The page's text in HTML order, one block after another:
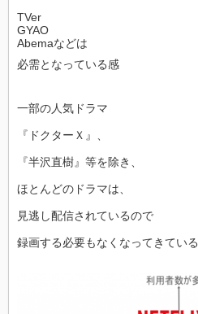
TVer
GYAO
Abemaなどは
必需となっている感
一部の人気ドラマ
『ドクターＸ』、
『半沢直樹』等を除き、
ほとんどのドラマは、
見逃し配信されているので
録画する必要もなくなってきている